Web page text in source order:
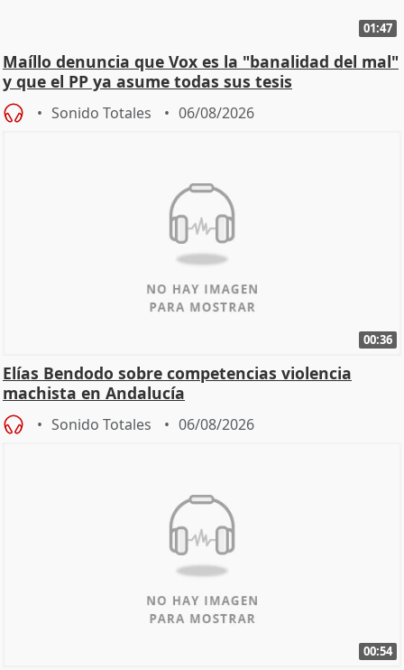
01:47
Maíllo denuncia que Vox es la "banalidad del mal"
y que el PP ya asume todas sus tesis
Sonido Totales 06/08/2026
00:36
Elías Bendodo sobre competencias violencia
machista en Andalucía
Sonido Totales 06/08/2026
00:54